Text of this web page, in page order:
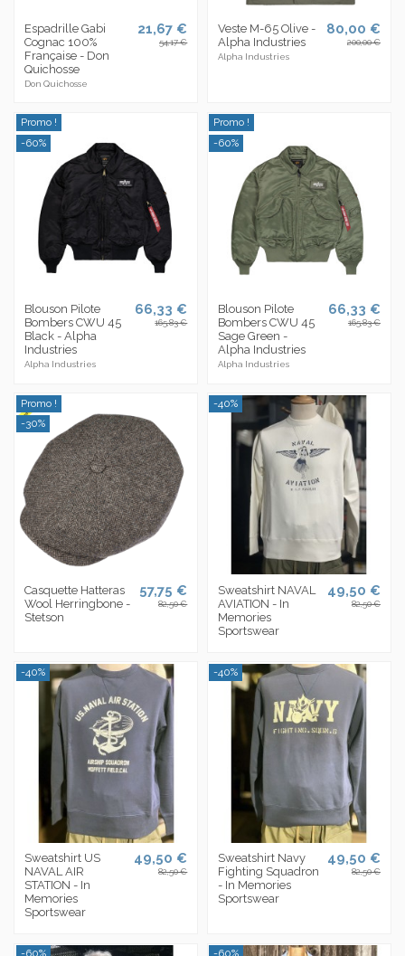
Espadrille Gabi
Cognac 100%
Française - Don
Quichosse
Don Quichosse
21,67 €
54,17 €
Veste M-65 Olive -
Alpha Industries
Alpha Industries
80,00 €
200,00 €
Promo !
-60%
Blouson Pilote
Bombers CWU 45
Black - Alpha
Industries
Alpha Industries
66,33 €
165,83 €
Promo !
-60%
Blouson Pilote
Bombers CWU 45
Sage Green -
Alpha Industries
Alpha Industries
66,33 €
165,83 €
Promo !
-30%
Casquette Hatteras
Wool Herringbone -
Stetson
57,75 €
82,50 €
-40%
Sweatshirt NAVAL
AVIATION - In
Memories
Sportswear
49,50 €
82,50 €
-40%
Sweatshirt US
NAVAL AIR
STATION - In
Memories
Sportswear
49,50 €
82,50 €
-40%
Sweatshirt Navy
Fighting Squadron
- In Memories
Sportswear
49,50 €
82,50 €